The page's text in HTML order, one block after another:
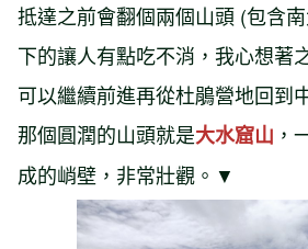
抵達之前會翻個兩個山頭 (包含
下的讓人有點吃不消，我心想著
可以繼續前進再從杜鵑營地回到
那個圓潤的山頭就是大水窟山 ，
成的峭壁，非常壯觀。▼